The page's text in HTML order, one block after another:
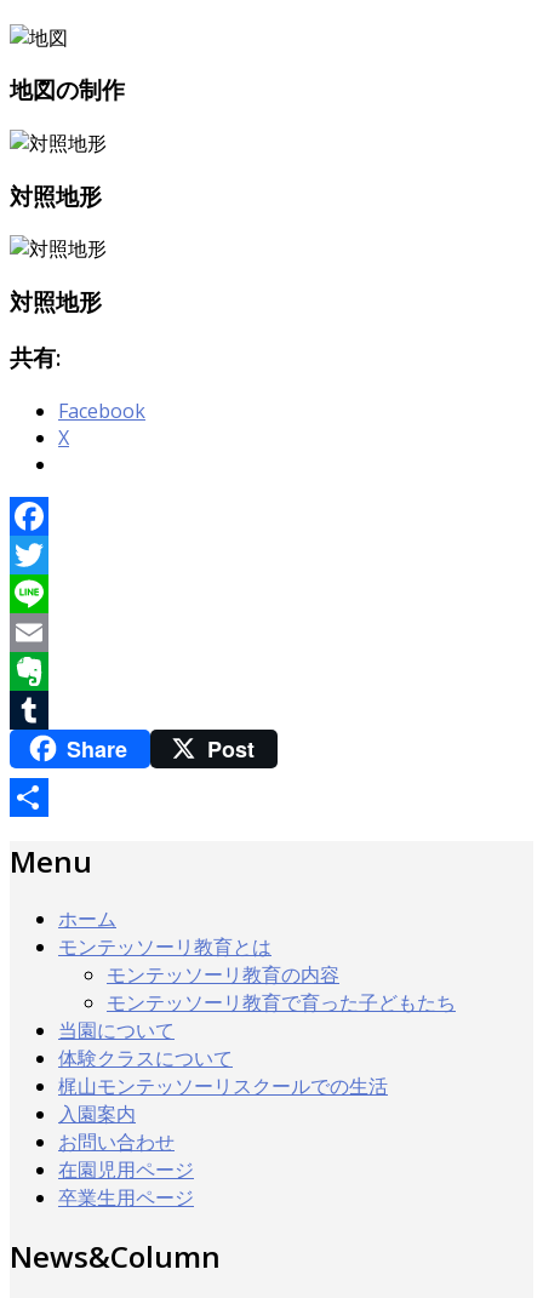
地図の制作
対照地形
対照地形
共有:
Facebook
X
Facebook
Twitter
Line
Email
Evernote
TumblrShare Post
有
Menu
ホーム
モンテッソーリ教育とは
モンテッソーリ教育の内容
モンテッソーリ教育で育った子どもたち
当園について
体験クラスについて
梶山モンテッソーリスクールでの生活
入園案内
お問い合わせ
在園児用ページ
卒業生用ページ
News&Column